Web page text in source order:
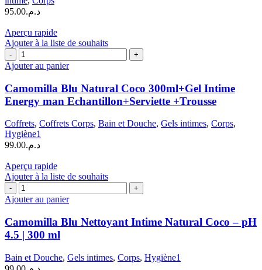
د.م.95.00
Aperçu rapide
Ajouter à la liste de souhaits
quantité
de
Camomilla
Natural
Coco
Intime
Energy
man
+Trousse
Ajouter au panier
Camomilla Blu Natural Coco 300ml+Gel Intime
Energy man Echantillon+Serviette +Trousse
Coffrets, Coffrets Corps, Bain et Douche, Gels intimes, Corps,
Hygiène1
د.م.99.00
Aperçu rapide
Ajouter à la liste de souhaits
quantité
de
Camomilla
Nettoyant
Intime
Coco
Ajouter au panier
Camomilla Blu Nettoyant Intime Natural Coco – pH
4.5 | 300 ml
Bain et Douche, Gels intimes, Corps, Hygiène1